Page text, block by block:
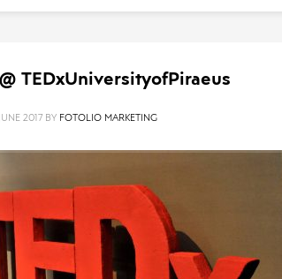
TEDxUniversityofPiraeus
2017 BY FOTOLIO MARKETING